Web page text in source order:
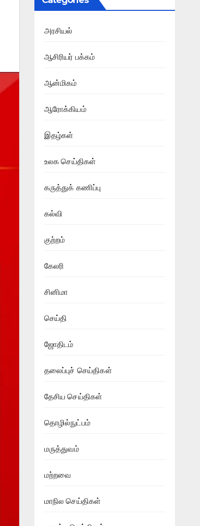
அரசியல்
ஆசிரியர் பக்கம்
ஆன்மிகம்
ஆரோக்கியம்
இதழ்கள்
உலக செய்திகள்
கருத்துக் கணிப்பு
கல்வி
குற்றம்
கேலரி
சினிமா
செய்தி
ஜோதிடம்
தலைப்புச் செய்திகள்
தேசிய செய்திகள்
தொழில்நுட்பம்
மருத்துவம்
மற்றவை
மாநில செய்திகள்